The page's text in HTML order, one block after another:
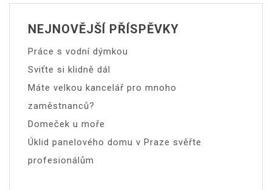
NEJNOVĚJŠÍ PŘÍSPĚVKY
Práce s vodní dýmkou
Sviťte si klidně dál
Máte velkou kancelář pro mnoho
zaměstnanců?
Domeček u moře
Úklid panelového domu v Praze svěřte
profesionálům